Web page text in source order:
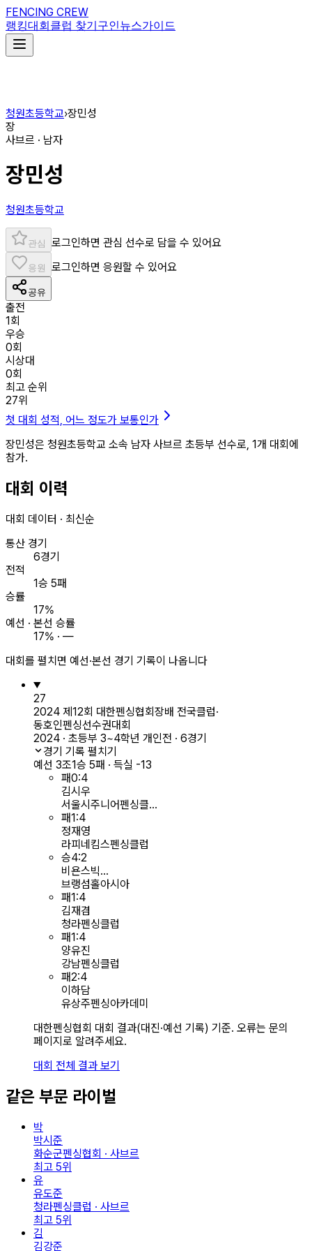
FENCING CREW
랭킹대회 클럽 찾기 구인뉴스가이드
청원초등학교›장민성
장
사브르 · 남자
장민성
청원초등학교
관심 로그인하면 관심 선수로 담을 수 있어요
응원 로그인하면 응원할 수 있어요
공유
출전
1회
우승
0회
시상대
0회
최고 순위
27위
첫 대회 성적, 어느 정도가 보통인가
장민성은 청원초등학교 소속 남자 사브르 초등부 선수로, 1개 대회에
참가.
대회 이력
대회 데이터 · 최신순
통산 경기
6경기
전적
1승 5패
승률
17%
예선 · 본선 승률
17% · —
대회를 펼치면 예선·본선 경기 기록이 나옵니다
27
2024 제12회 대한펜싱협회장배 전국클럽·
동호인펜싱선수권대회
2024 · 초등부 3~4학년 개인전 · 6경기
경기 기록 펼치기
예선 3조1승 5패 · 득실 -13
패0:4
김시우
서울시주니어펜싱클...
패1:4
정재영
라피네킴스펜싱클럽
승4:2
비욘스빅...
브랭섬홀아시아
패1:4
김재겸
청라펜싱클럽
패1:4
양유진
강남펜싱클럽
패2:4
이하담
유상주펜싱아카데미
대한펜싱협회 대회 결과(대진·예선 기록) 기준. 오류는 문의
페이지로 알려주세요.
대회 전체 결과 보기
같은 부문 라이벌
박
박시준
화순군펜싱협회 · 사브르
최고 5위
유
유도준
청라펜싱클럽 · 사브르
최고 5위
김
김강준